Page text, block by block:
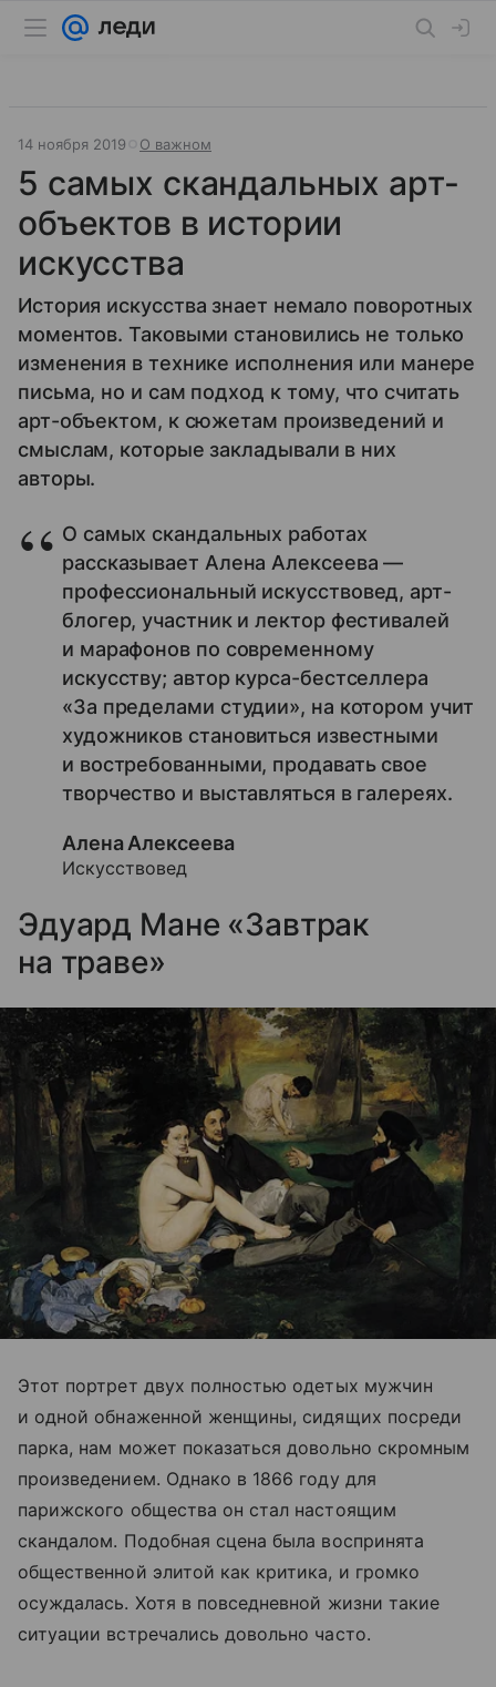
14 ноября 2019 О важном
5 самых скандальных арт-
объектов в истории
искусства
История искусства знает немало поворотных
моментов. Таковыми становились не только
изменения в технике исполнения или манере
письма, но и сам подход к тому, что считать
арт-объектом, к сюжетам произведений и
смыслам, которые закладывали в них
авторы.
О самых скандальных работах
рассказывает Алена Алексеева —
профессиональный искусствовед, арт-
блогер, участник и лектор фестивалей
и марафонов по современному
искусству; автор курса-бестселлера
«За пределами студии», на котором учит
художников становиться известными
и востребованными, продавать свое
творчество и выставляться в галереях.
Алена Алексеева
Искусствовед
Эдуард Мане «Завтрак
на траве»
Этот портрет двух полностью одетых мужчин
и одной обнаженной женщины, сидящих посреди
парка, нам может показаться довольно скромным
произведением. Однако в 1866 году для
парижского общества он стал настоящим
скандалом. Подобная сцена была воспринята
общественной элитой как критика, и громко
осуждалась. Хотя в повседневной жизни такие
ситуации встречались довольно часто.